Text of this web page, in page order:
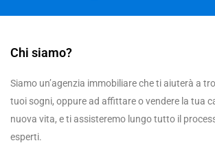
Chi siamo?
Siamo un’agenzia immobiliare che ti aiuterà a
tuoi sogni, oppure ad affittare o vendere la tua
nuova vita, e ti assisteremo lungo tutto il
esperti.